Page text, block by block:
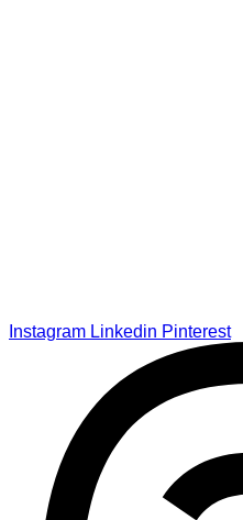
Instagram Linkedin Pinterest